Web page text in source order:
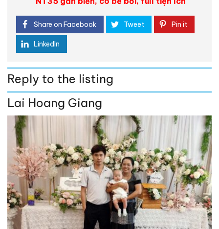
Share on Facebook Tweet Pin it
LinkedIn
Reply to the listing
Lai Hoang Giang